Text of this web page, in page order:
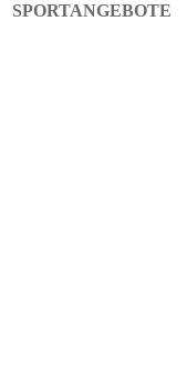
SPORTANGEBOTE